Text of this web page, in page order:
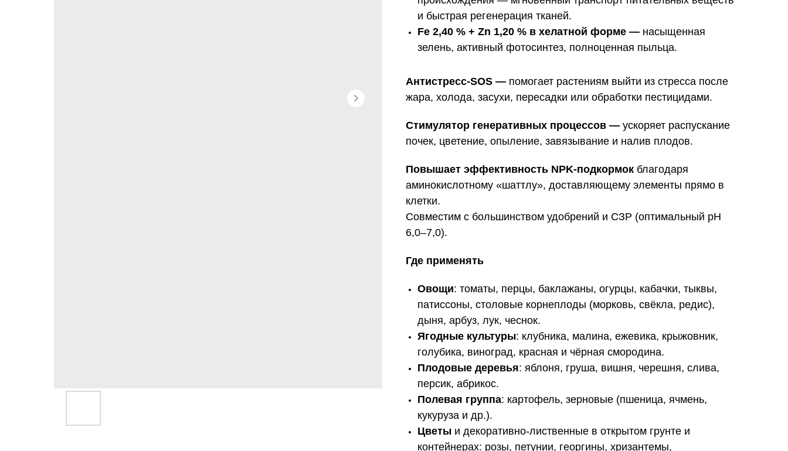
и быстрая регенерация тканей.
Fe 2,40 % + Zn 1,20 % в хелатной форме — насыщенная
зелень, активный фотосинтез, полноценная пыльца.
Антистресс-SOS — помогает растениям выйти из стресса после
жара, холода, засухи, пересадки или обработки пестицидами.
Стимулятор генеративных процессов — ускоряет распускание
почек, цветение, опыление, завязывание и налив плодов.
Повышает эффективность NPK-подкормок благодаря
аминокислотному «шаттлу», доставляющему элементы прямо в
клетки.
Совместим с большинством удобрений и СЗР (оптимальный pH
6,0–7,0).
Где применять
Овощи: томаты, перцы, баклажаны, огурцы, кабачки, тыквы,
патиссоны, столовые корнеплоды (морковь, свёкла, редис),
дыня, арбуз, лук, чеснок.
Ягодные культуры: клубника, малина, ежевика, крыжовник,
голубика, виноград, красная и чёрная смородина.
Плодовые деревья: яблоня, груша, вишня, черешня, слива,
персик, абрикос.
Полевая группа: картофель, зерновые (пшеница, ячмень,
кукуруза и др.).
Цветы и декоративно-лиственные в открытом грунте и
контейнерах: розы, петунии, георгины, хризантемы,